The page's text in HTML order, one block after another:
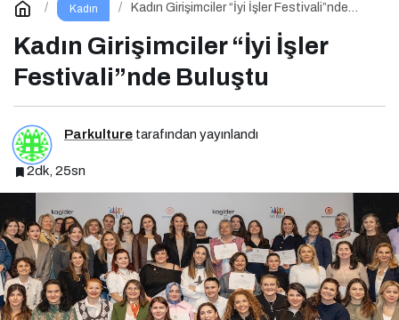
Kadın
Kadın Girişimciler “İyi İşler Festivali”nde
Kadın Girişimciler “İyi İşler
Festivali”nde Buluştu
Parkulture tarafından yayınlandı
2dk, 25sn